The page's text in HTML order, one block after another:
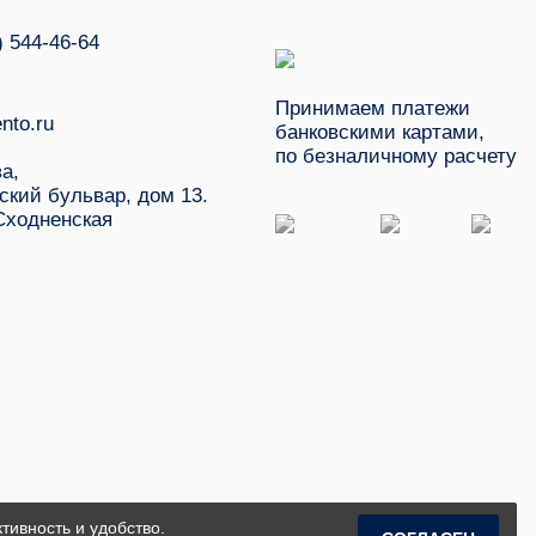
544-46-64
бульвар, дом 13.
Принимаем платежи
банковскими картами,
по безналичному расчету
и удобство.